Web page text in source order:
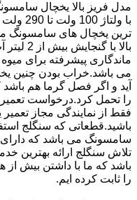
مدل فریز بالا یخچال
با
ترین یخچال های سامسونگ
بالا
ماندگاری پیشرفته برای
می باشد.خراب بودن چنین
آید و اگر فصل گرما هم
را تحمل کرد.درخواست
فقط از نمایندگی مجاز
باشید.قطعاتی که سنگلج
تلاش سنگلج ارائه بهترین
باشد که ما با داشتن بیش
را ثابت کرده ایم.